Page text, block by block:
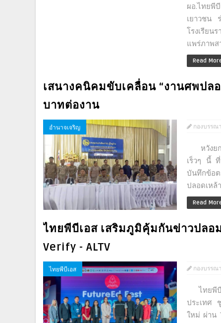
ผอ.ไทยพี
เยาวชน
โรงเรียน
แพร่ภาพส
Read
เสนางคนิคมขับเคลื่อน “งานศพปล
บาทต่องาน
อำนาจเจริญ กองบรรณ
หวังยก
เร็วๆ นี้
บันทึกข้อต
ปลอดเหล้
Read
ไทยพีบีเอส เสริมภูมิคุ้มกันข่าวปลอ
Verify - ALTV
ไทยพีบีเอส กองบรรณ
ไทยพีบี
ประเทศ
ใหม่ ผ่าน